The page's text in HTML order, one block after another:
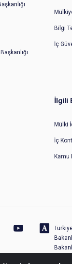
Bilgi
İç
İlgili
Mülki
İç
Kamu